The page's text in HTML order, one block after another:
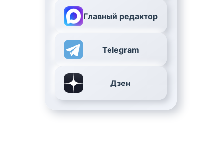
Главный редактор
Telegram
Дзен